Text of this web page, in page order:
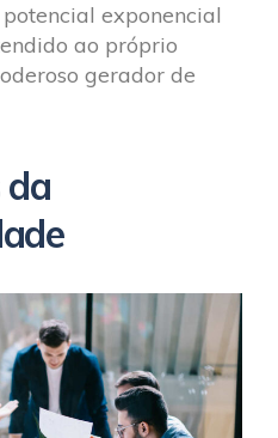
exponencial
ao próprio
gerador de
da